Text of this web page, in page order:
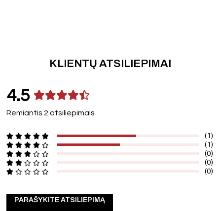
KLIENTŲ ATSILIEPIMAI
4.5
Remiantis 2 atsiliepimais
(1)
(1)
(0)
(0)
(0)
PARAŠYKITE ATSILIEPIMĄ